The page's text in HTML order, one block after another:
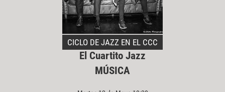
CICLO DE JAZZ EN EL CCC
El Cuartito Jazz
MÚSICA